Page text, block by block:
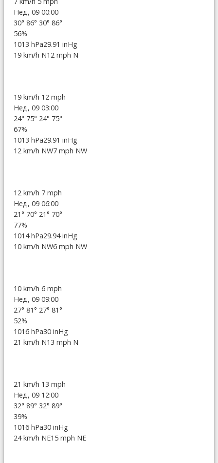
Нед, 09 00:00
30° 86° 30° 86°
56%
1013 hPa29.91 inHg
19 km/h N12 mph N
19 km/h 12 mph
Нед, 09 03:00
24° 75° 24° 75°
67%
1013 hPa29.91 inHg
12 km/h NW7 mph NW
12 km/h 7 mph
Нед, 09 06:00
21° 70° 21° 70°
77%
1014 hPa29.94 inHg
10 km/h NW6 mph NW
10 km/h 6 mph
Нед, 09 09:00
27° 81° 27° 81°
52%
1016 hPa30 inHg
21 km/h N13 mph N
21 km/h 13 mph
Нед, 09 12:00
32° 89° 32° 89°
39%
1016 hPa30 inHg
24 km/h NE15 mph NE